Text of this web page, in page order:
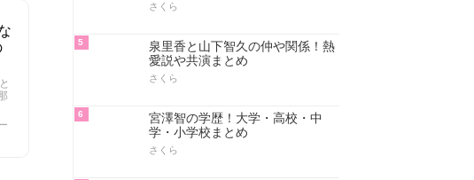
さくら
5
泉里香と山下智久の仲や関係！熱
愛説や共演まとめ
さくら
6
宮澤智の学歴！大学・高校・中
学・小学校まとめ
さくら